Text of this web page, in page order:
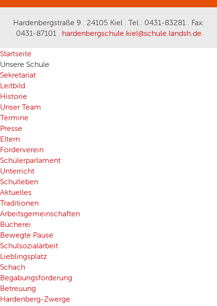
Hardenbergstraße 9 . 24105 Kiel . Tel.: 0431-83281 . Fax:
0431-87101 . hardenbergschule.kiel@schule.landsh.de
Startseite
Unsere Schule
Sekretariat
Leitbild
Historie
Unser Team
Termine
Presse
Eltern
Förderverein
Schülerparlament
Unterricht
Schulleben
Aktuelles
Traditionen
Arbeitsgemeinschaften
Bücherei
Bewegte Pause
Schulsozialarbeit
Lieblingsplatz
Schach
Begabungsförderung
Betreuung
Hardenberg-Zwerge